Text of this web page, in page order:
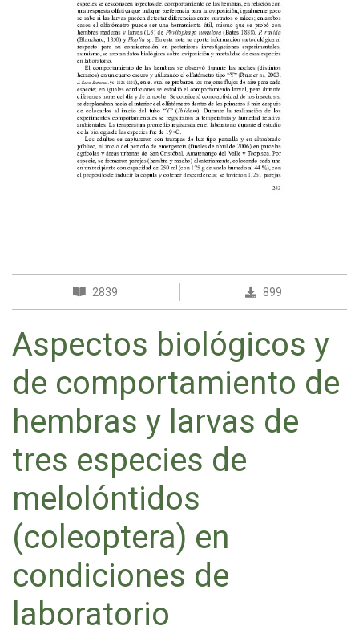
2839 899
Aspectos biológicos y
de comportamiento de
hembras y larvas de
tres especies de
melolóntidos
(coleoptera) en
condiciones de
laboratorio